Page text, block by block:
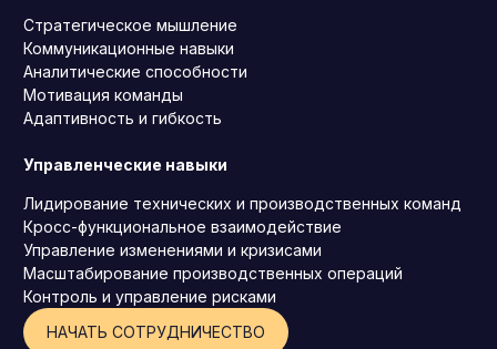
Стратегическое мышление
Коммуникационные навыки
Аналитические способности
Мотивация команды
Адаптивность и гибкость
Управленческие навыки
Лидирование технических и производственных команд
Кросс-функциональное взаимодействие
Управление изменениями и кризисами
Масштабирование производственных операций
Контроль и управление рисками
НАЧАТЬ СОТРУДНИЧЕСТВО